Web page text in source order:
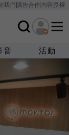
我們廣告合作內容授權
音 活動